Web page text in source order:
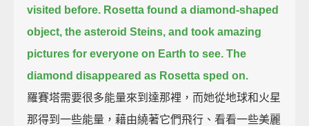
visited before. Rosetta found a diamond-shaped
object, the asteroid Steins, and took amazing
pictures for everyone on Earth to see. The
diamond disappeared as Rosetta sped on.
羅賽塔需要很多能量來到達那裡，而她從地球和火星
那得到一些能量，藉由繞著它們飛行、看看一些美麗